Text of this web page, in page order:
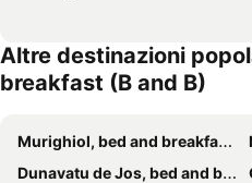
Altre destinazioni
breakfast (B and B)
Murighiol, bed and breakfast (B and B)
Dunavatu de Jos, bed and breakfast (B and B)